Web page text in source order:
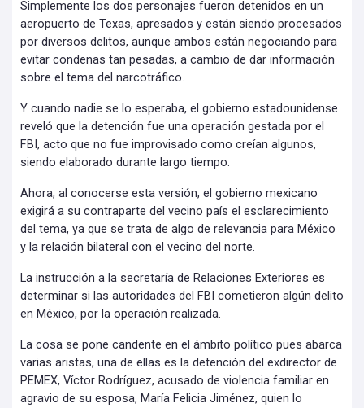
Simplemente los dos personajes fueron detenidos en un
aeropuerto de Texas, apresados y están siendo procesados
por diversos delitos, aunque ambos están negociando para
evitar condenas tan pesadas, a cambio de dar información
sobre el tema del narcotráfico.
Y cuando nadie se lo esperaba, el gobierno estadounidense
reveló que la detención fue una operación gestada por el
FBI, acto que no fue improvisado como creían algunos,
siendo elaborado durante largo tiempo.
Ahora, al conocerse esta versión, el gobierno mexicano
exigirá a su contraparte del vecino país el esclarecimiento
del tema, ya que se trata de algo de relevancia para México
y la relación bilateral con el vecino del norte.
La instrucción a la secretaría de Relaciones Exteriores es
determinar si las autoridades del FBI cometieron algún delito
en México, por la operación realizada.
La cosa se pone candente en el ámbito político pues abarca
varias aristas, una de ellas es la detención del exdirector de
PEMEX, Víctor Rodríguez, acusado de violencia familiar en
agravio de su esposa, María Felicia Jiménez, quien lo